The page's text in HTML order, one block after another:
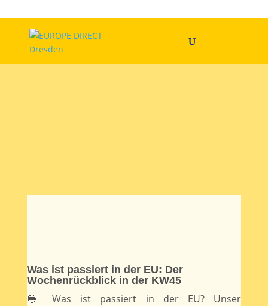
Was ist passiert in der EU: Der
Wochenrückblick in der KW45
🔵 Was ist passiert in der EU? Unser